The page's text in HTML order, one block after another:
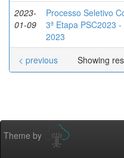
2023-
01-09
Processo Seletivo
3ª Etapa PSC2023
2023
Showing
< previous
Theme by